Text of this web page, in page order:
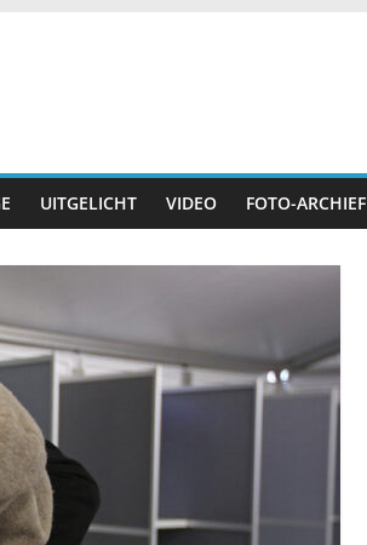
UITGELICHT VIDEO FOTO-ARCHIEF